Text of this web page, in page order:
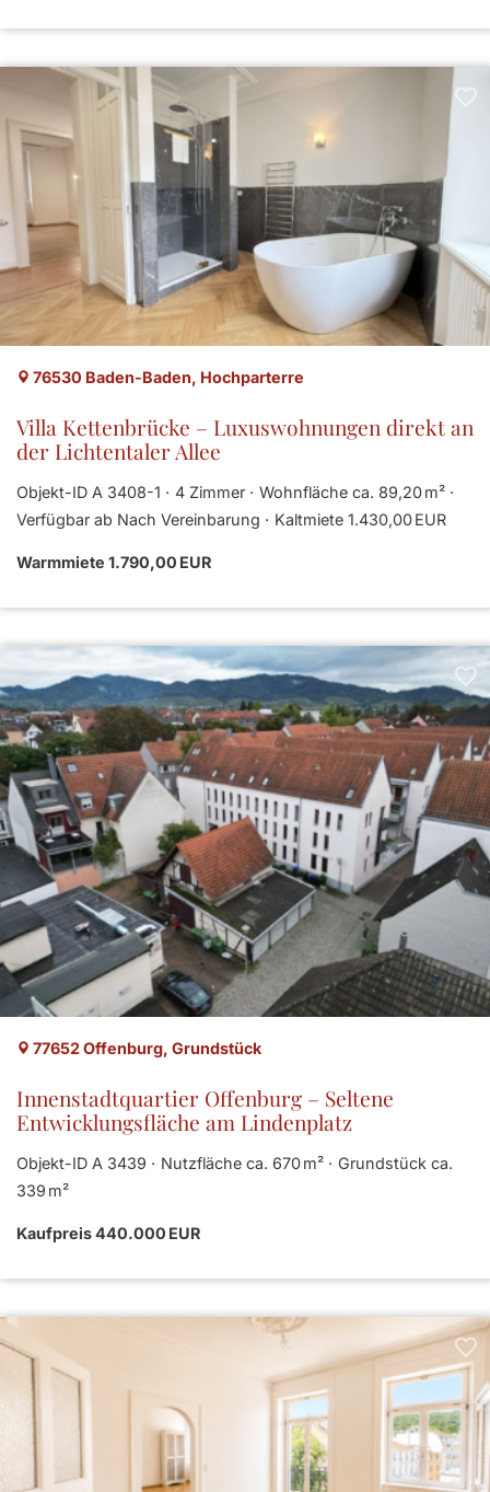
76530 Baden-Baden, Hochparterre
Villa Kettenbrücke – Luxuswohnungen direkt an
der Lichtentaler Allee
Objekt-ID A 3408-1 4 Zimmer
Wohnfläche ca. 89,20 m²
Verfügbar ab Nach Vereinbarung
Kaltmiete 1.430,00 EUR
Warmmiete 1.790,00 EUR
77652 Offenburg, Grundstück
Innenstadtquartier Offenburg – Seltene
Entwicklungsfläche am Lindenplatz
Objekt-ID A 3439 Nutzfläche ca. 670 m²
Grund­stück ca.
339 m²
Kaufpreis 440.000 EUR